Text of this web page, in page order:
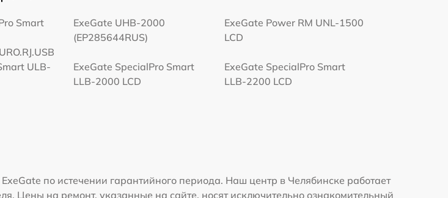
Smart
ExeGate UHB-2000
(EP285644RUS)
ExeGate Power RM UNL-1500
LCD
ULB-
ExeGate SpecialPro Smart
LLB-2000 LCD
ExeGate SpecialPro Smart
LLB-2200 LCD
по истечении гарантийного периода. Наш центр в Челябинске работает
Цены на ремонт, указанные на сайте, носят исключительно ознакомительный